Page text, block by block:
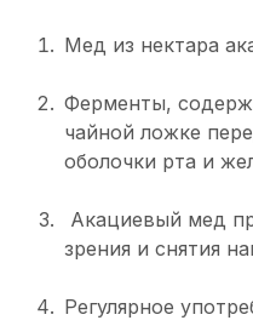
Мед из нектара
Ферменты,
чайной ложке
оболочки рта и
Акациевый мед
зрения и снятия
Регулярное